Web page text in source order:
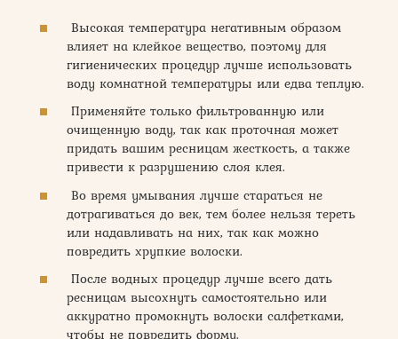
Высокая температура негативным образом
влияет на клейкое вещество, поэтому для
гигиенических процедур лучше использовать
воду комнатной температуры или едва теплую.
Применяйте только фильтрованную или
очищенную воду, так как проточная может
придать вашим ресницам жесткость, а также
привести к разрушению слоя клея.
Во время умывания лучше стараться не
дотрагиваться до век, тем более нельзя тереть
или надавливать на них, так как можно
повредить хрупкие волоски.
После водных процедур лучше всего дать
ресницам высохнуть самостоятельно или
аккуратно промокнуть волоски салфетками,
чтобы не повредить форму.